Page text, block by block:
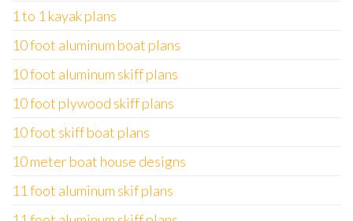
1 to 1 kayak plans
10 foot aluminum boat plans
10 foot aluminum skiff plans
10 foot plywood skiff plans
10 foot skiff boat plans
10 meter boat house designs
11 foot aluminum skif plans